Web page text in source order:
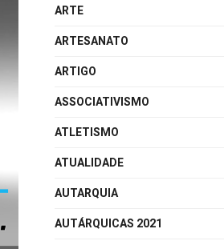
ARTE
ARTESANATO
ARTIGO
ASSOCIATIVISMO
ATLETISMO
ATUALIDADE
AUTARQUIA
AUTÁRQUICAS 2021